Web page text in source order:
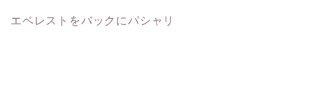
エベレストをバックにパシャリ